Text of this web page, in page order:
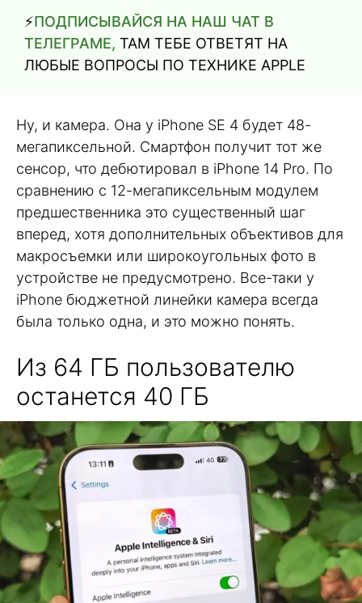
⚡️ПОДПИСЫВАЙСЯ НА НАШ ЧАТ В
ТЕЛЕГРАМЕ, ТАМ ТЕБЕ ОТВЕТЯТ НА
ЛЮБЫЕ ВОПРОСЫ ПО ТЕХНИКЕ APPLE
Ну, и камера. Она у iPhone SE 4 будет 48-
мегапиксельной. Смартфон получит тот же
сенсор, что дебютировал в iPhone 14 Pro. По
сравнению с 12-мегапиксельным модулем
предшественника это существенный шаг
вперед, хотя дополнительных объективов для
макросъемки или широкоугольных фото в
устройстве не предусмотрено. Все-таки у
iPhone бюджетной линейки камера всегда
была только одна, и это можно понять.
Из 64 ГБ пользователю
останется 40 ГБ